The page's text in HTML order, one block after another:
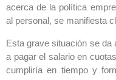
acerca de la política
al personal, se manifiesta
Esta grave situación se da
a pagar el salario en
cumpliría en tiempo y